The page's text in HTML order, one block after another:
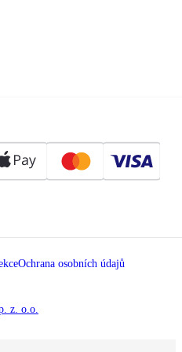
Ochrana osobních údajů
z. o.o.